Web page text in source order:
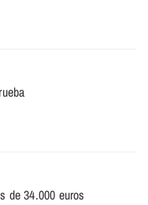
de 34.000 euros